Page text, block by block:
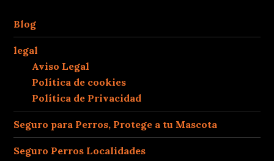
Blog
legal
Aviso Legal
Política de cookies
Política de Privacidad
Seguro para Perros, Protege a tu Mascota
Seguro Perros Localidades